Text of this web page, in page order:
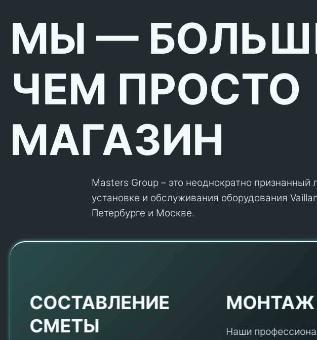
МЫ —
ЧЕМ ПРОСТО
МАГАЗИН
Masters Group – это неоднократно признанный
установке и обслуживания оборудования
Петербурге и Москве.
СОСТАВЛЕНИЕ
СМЕТЫ
МОНТАЖ
Наши